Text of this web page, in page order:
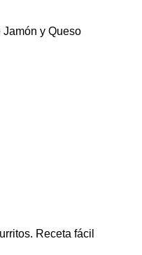
Jamón y Queso
Receta fácil